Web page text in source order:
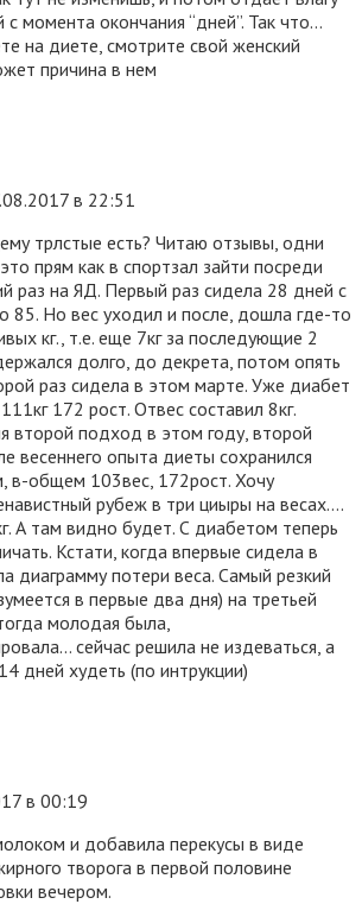
с момента окончания “дней”. Так что…
на диете, смотрите свой женский
причина в нем
в 22:51
трлстые есть? Читаю отзывы, одни
прям как в спортзал зайти посреди
раз на ЯД. Первый раз сидела 28 дней с
85. Но вес уходил и после, дошла где-то
кг., т.е. еще 7кг за последующие 2
долго, до декрета, потом опять
раз сидела в этом марте. Уже диабет
172 рост. Отвес составил 8кг.
второй подход в этом году, второй
весеннего опыта диеты сохранился
в-общем 103вес, 172рост. Хочу
рубеж в три циыры на весах….
А там видно будет. С диабетом теперь
Кстати, когда впервые сидела в
диаграмму потери веса. Самый резкий
в первые два дня) на третьей
молодая была,
сейчас решила не издеваться, а
дней худеть (по интрукции)
в 00:19
и добавила перекусы в виде
творога в первой половине
вечером.